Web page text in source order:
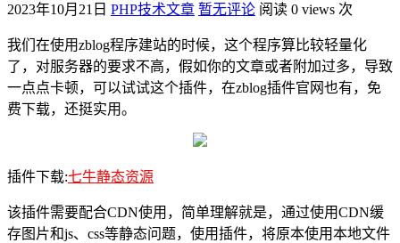
2023年10月21日 PHP技术文章 暂无评论 阅读 0 views 次
我们在使用zblog程序建站的时候，这个程序算比较轻量化
了，对服务器的要求不高，假如你的文章或者附加过多，导致
一点点卡顿，可以试试这个插件，在zblog插件官网也有，免
费下载，还挺实用。
插件下载:七牛静态资源
该插件需要配合CDN使用，简单理解就是，通过使用CDN缓
存图片和js、css等静态问题，使用插件，将原本使用本地文件